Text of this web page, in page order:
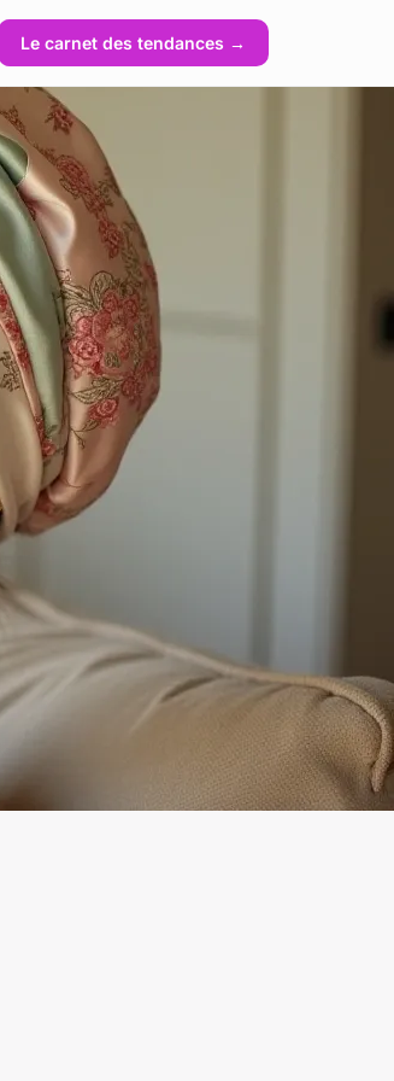
Le carnet des tendances →